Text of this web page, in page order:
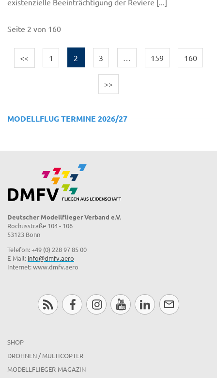
Seite 2 von 160
<< 1 2 3 159 160
>>
MODELLFLUG TERMINE 2026/27
Deutscher Modellflieger Verband e.V.
Rochusstraße 104 - 106
53123 Bonn
Telefon: +49 (0) 228 97 85 00
E-Mail: info@dmfv.aero
Internet: www.dmfv.aero
SHOP
DROHNEN / MULTICOPTER
MODELLFLIEGER-MAGAZIN